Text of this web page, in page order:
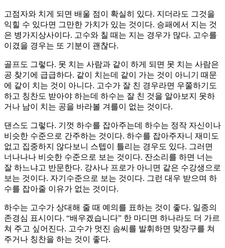
고점자와 치게 되면 배울 점이 확실히 있다. 지더라도 그것을
익힐 수 있다면 그만한 가치가 있는 것이다. 승패에서 지는 것
은 병가지상사이다. 고수와 칠 때는 지는 경우가 많다. 고수를
이겼을 경우는 또 기분이 괜찮다.
골프도 그렇다. 못 치는 사람과 같이 하게 되면 못 치는 사람은
공 찾기에 급급하다. 같이 치는데 같이 가는 것이 아니기 때문
에 같이 치는 것이 아니다. 고수가 잘 친 경우라면 우쭐하기도
하고 칭찬도 받아야 하는데 하수는 잘 친 것을 알아보지 못하
거나 남이 치는 공을 바라볼 겨를이 없는 것이다.
댄스도 그렇다. 기껏 하수를 잡아주는데 하수는 정작 자신이나
비슷한 수준으로 간주하는 것이다. 하수를 잡아주자니 재미도
없고 집중하지 않다보니 스텝이 틀리는 경우도 있다. 그러면
너나나나 비슷한 수준으로 보는 것이다. 잔소리를 하면 너는
잘 하느냐고 반문한다. 강사나 프로가 아니면 같은 수강생으로
보는 것이다. 자기수준으로 보는 것이다. 그런 대우 받으며 하
수를 잡아줄 이유가 없는 것이다.
하수는 고수가 상대해 줄 때 예의를 표하는 것이 좋다. 일종의
존경심 표시이다. “배우겠습니다” 한 마디면 하나라도 더 가르
쳐 주고 싶어진다. 고수가 멋진 솜씨를 발휘하면 맞장구를 쳐
주거나 칭찬을 하는 것이 좋다.